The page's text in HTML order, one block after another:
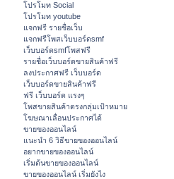
โปรโมท Social
โปรโมท youtube
แจกฟรี รายชื่อเว็บ
แจกฟรีโพสเว็บบอร์ดsmf
เว็บบอร์ดsmfโพสฟรี
รายชื่อเว็บบอร์ดขายสินค้าฟรี
ลงประกาศฟรี เว็บบอร์ด
เว็บบอร์ดขายสินค้าฟรี
ฟรี เว็บบอร์ด แรงๆ
โพสขายสินค้าตรงกลุ่มเป้าหมาย
โฆษณาเลื่อนประกาศได้
ขายของออนไลน์
แนะนำ 6 วิธีขายของออนไลน์
อยากขายของออนไลน์
เริ่มต้นขายของออนไลน์
ขายของออนไลน์ เริ่มยังไง